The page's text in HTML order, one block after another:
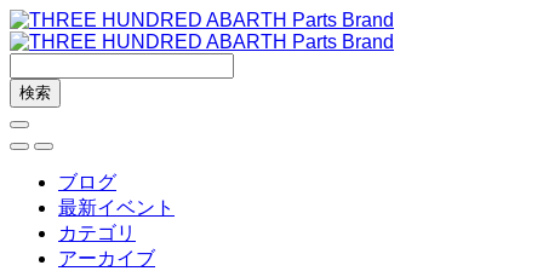
ブログ
最新イベント
カテゴリ
アーカイブ